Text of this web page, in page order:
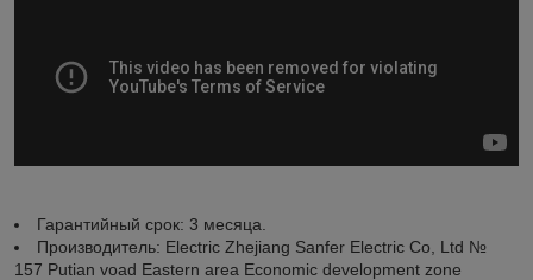
Гарантийный срок: 3 месяца.
Производитель: Electric Zhejiang Sanfer Electric Co, Ltd №
157 Putian voad Eastern area Economic development zone